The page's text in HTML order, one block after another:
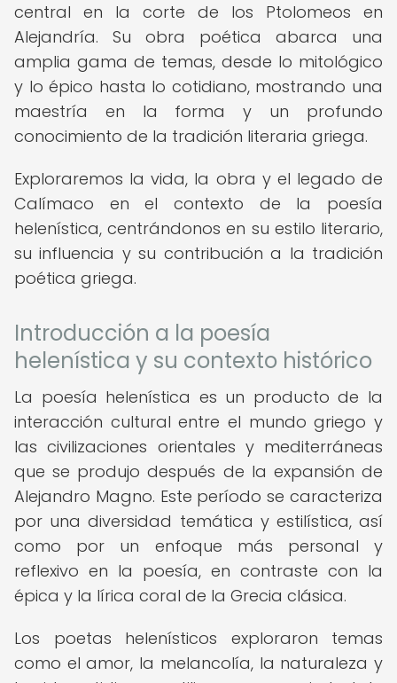
central en la corte de los Ptolomeos en
Alejandría. Su obra poética abarca una
amplia gama de temas, desde lo mitológico
y lo épico hasta lo cotidiano, mostrando una
maestría en la forma y un profundo
conocimiento de la tradición literaria griega.
Exploraremos la vida, la obra y el legado de
Calímaco en el contexto de la poesía
helenística, centrándonos en su estilo literario,
su influencia y su contribución a la tradición
poética griega.
Introducción a la poesía
helenística y su contexto histórico
La poesía helenística es un producto de la
interacción cultural entre el mundo griego y
las civilizaciones orientales y mediterráneas
que se produjo después de la expansión de
Alejandro Magno. Este período se caracteriza
por una diversidad temática y estilística, así
como por un enfoque más personal y
reflexivo en la poesía, en contraste con la
épica y la lírica coral de la Grecia clásica.
Los poetas helenísticos exploraron temas
como el amor, la melancolía, la naturaleza y